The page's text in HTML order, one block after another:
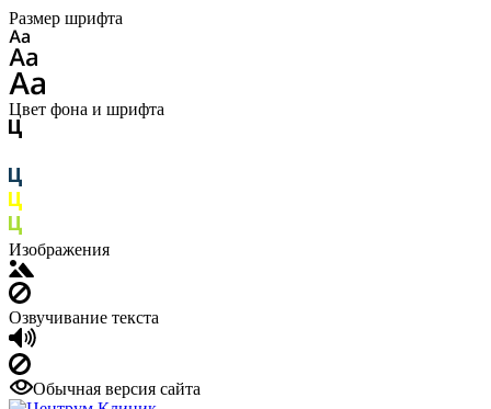
Размер шрифта
Цвет фона и шрифта
Изображения
Озвучивание текста
Обычная версия сайта